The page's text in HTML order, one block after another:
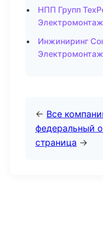
НПП Групп
Инжиниринг
← Все
федеральный
страница →